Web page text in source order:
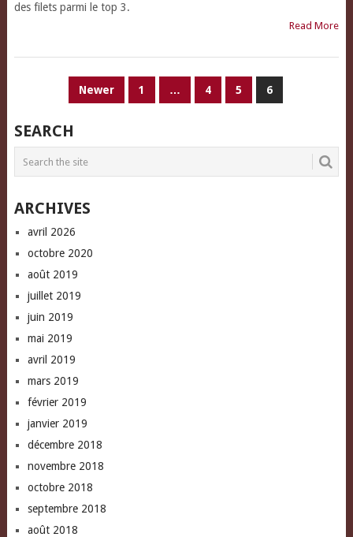
des filets parmi le top 3.
Read More
PAGINATION
PUBLICATIONS
Newer 1 … 4 5 6
SEARCH
ARCHIVES
avril 2026
octobre 2020
août 2019
juillet 2019
juin 2019
mai 2019
avril 2019
mars 2019
février 2019
janvier 2019
décembre 2018
novembre 2018
octobre 2018
septembre 2018
août 2018